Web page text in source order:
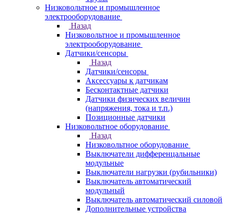
Низковольтное и промышленное
электрооборудование
Назад
Низковольтное и промышленное
электрооборудование
Датчики/сенсоры
Назад
Датчики/сенсоры
Аксессуары к датчикам
Бесконтактные датчики
Датчики физических величин
(напряжения, тока и т.п.)
Позиционные датчики
Низковольтное оборудование
Назад
Низковольтное оборудование
Выключатели дифференцальные
модульные
Выключатели нагрузки (рубильники)
Выключатель автоматический
модульный
Выключатель автоматический силовой
Дополнительные устройства